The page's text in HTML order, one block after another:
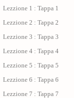
Lezzione 1 : Tappa 1
Lezzione 2 : Tappa 2
Lezzione 3 : Tappa 3
Lezzione 4 : Tappa 4
Lezzione 5 : Tappa 5
Lezzione 6 : Tappa 6
Lezzione 7 : Tappa 7